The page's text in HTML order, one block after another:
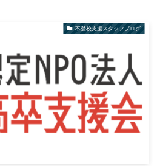
不登校支援スタッフブログ